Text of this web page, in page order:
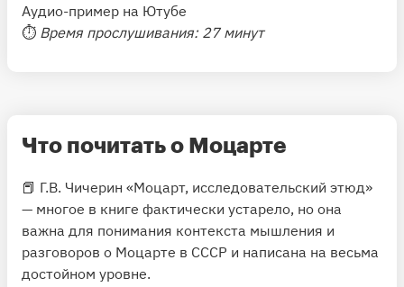
Аудио-пример на Ютубе
⏱ Время прослушивания: 27 минут
Что почитать о Моцарте
📕 Г.В. Чичерин «Моцарт, исследовательский этюд»
— многое в книге фактически устарело, но она
важна для понимания контекста мышления и
разговоров о Моцарте в СССР и написана на весьма
достойном уровне.